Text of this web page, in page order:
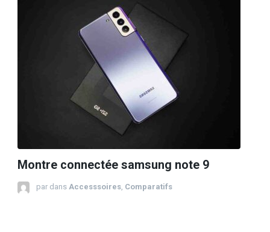
Montre connectée samsung note 9
par dans Accesssoires, Comparatifs